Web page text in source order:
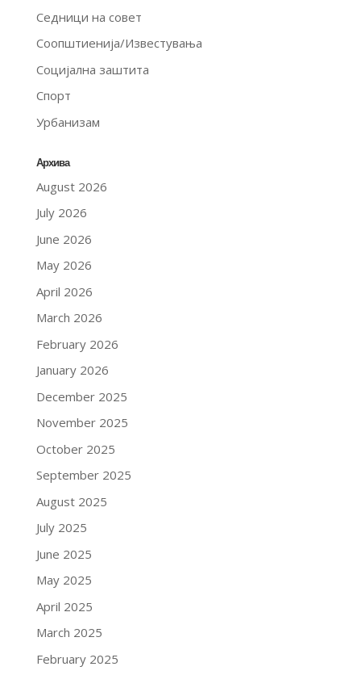
Седници на совет
Соопштиенија/Известувања
Социјална заштита
Спорт
Урбанизам
Архива
August 2026
July 2026
June 2026
May 2026
April 2026
March 2026
February 2026
January 2026
December 2025
November 2025
October 2025
September 2025
August 2025
July 2025
June 2025
May 2025
April 2025
March 2025
February 2025